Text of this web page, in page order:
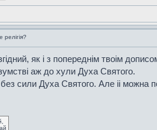
як i з попереднiм твоiм
аж до хули Духа Святого.
сили Духа Святого. Але ii можна